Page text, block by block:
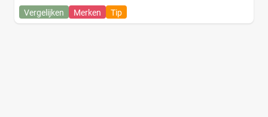
Vergelijken Merken Tip